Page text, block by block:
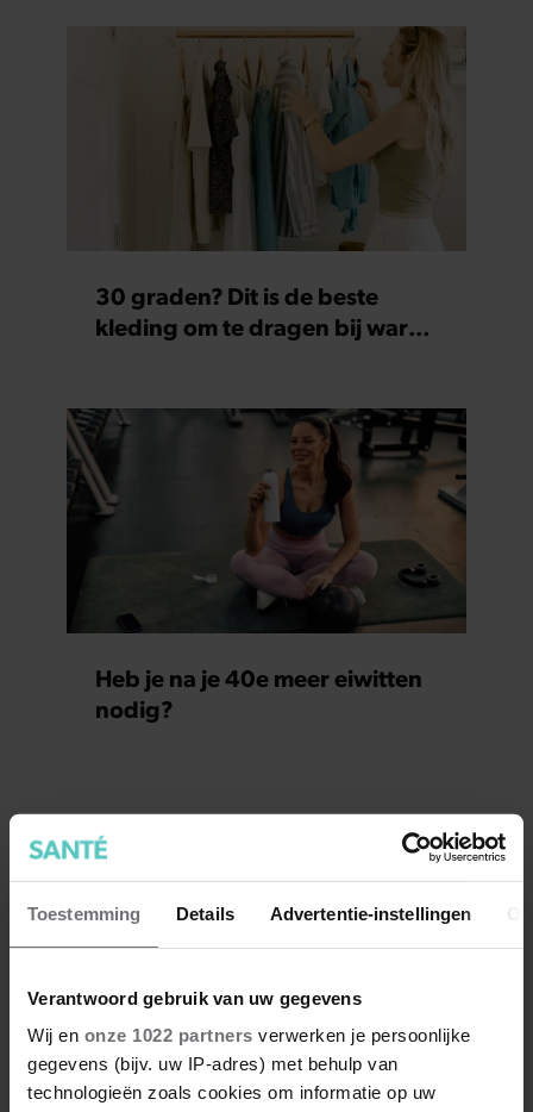
Toestemming Details Advertentie-instellingen
Verantwoord gebruik van uw gegevens
Wij en onze 1022 partners verwerken je persoonlijke
gegevens (bijv. uw IP-adres) met behulp van
technologieën zoals cookies om informatie op uw
30 graden? Dit is de beste
kleding om te dragen bij warm
Heb je na je 40e meer eiwitten
nodig?